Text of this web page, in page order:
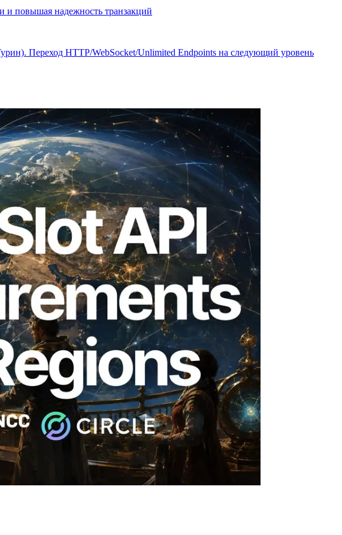
и повышая надежность транзакций
Переход HTTP/WebSocket/Unlimited Endpoints на следующий уровень